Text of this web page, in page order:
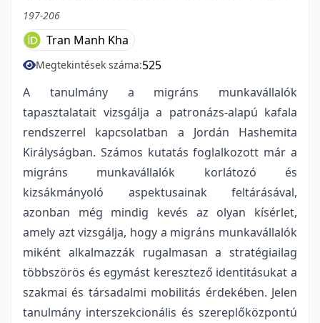
197-206
Tran Manh Kha
Megtekintések száma:525
A tanulmány a migráns munkavállalók
tapasztalatait vizsgálja a patronázs-alapú kafala
rendszerrel kapcsolatban a Jordán Hashemita
Királyságban. Számos kutatás foglalkozott már a
migráns munkavállalók korlátozó és
kizsákmányoló aspektusainak feltárásával,
azonban még mindig kevés az olyan kísérlet,
amely azt vizsgálja, hogy a migráns munkavállalók
miként alkalmazzák rugalmasan a stratégiailag
többszörös és egymást keresztező identitásukat a
szakmai és társadalmi mobilitás érdekében. Jelen
tanulmány interszekcionális és szereplőközpontú